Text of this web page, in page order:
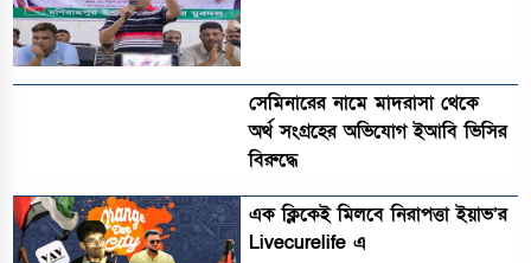
সেমিনারের নামে মাদরাসা থেকে
অর্থ সংগ্রহের অভিযোগ ইআবি ভিসির
বিরুদ্ধে
এক ক্লিকেই মিলবে নিরাপত্তা ইয়াভ’র
Livecurelife এ